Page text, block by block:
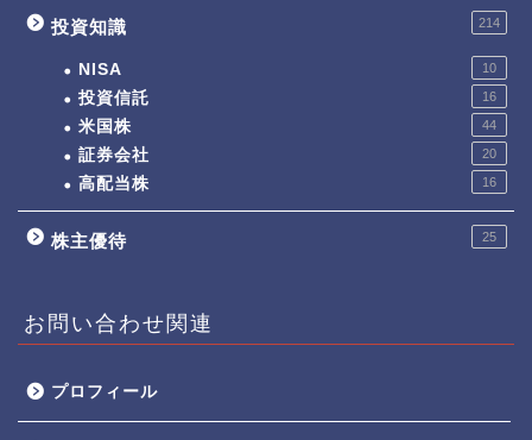
投資知識 214
NISA 10
投資信託 16
米国株 44
証券会社 20
高配当株 16
株主優待 25
お問い合わせ関連
プロフィール